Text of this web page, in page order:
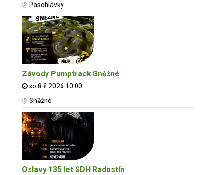
Pasohlávky
Závody Pumptrack Sněžné
so 8.8.2026 10:00
Sněžné
Oslavy 135 let SDH Radostín